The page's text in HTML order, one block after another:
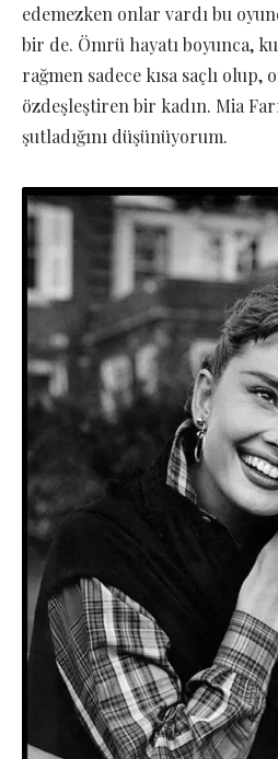
edemezken onlar vardı bu
bir de. Ömrü hayatı boyunca,
rağmen sadece kısa saçlı olup,
özdeşleştiren bir kadın. Mia
şutladığını düşünüyorum.